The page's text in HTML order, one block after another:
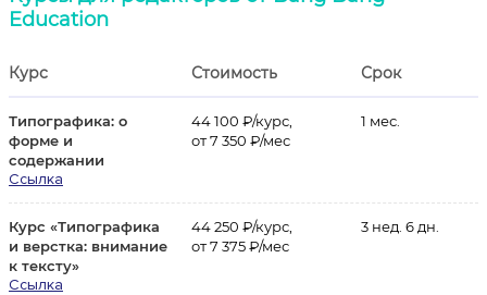
Education
Курс Стоимость Срок
Типографика: о
форме и
содержании
Ссылка
44 100 ₽/курс,
от 7 350 ₽/мес
1 мес.
Курс «Типографика
и верстка: внимание
к тексту»
Ссылка
44 250 ₽/курс,
от 7 375 ₽/мес
3 нед. 6 дн.